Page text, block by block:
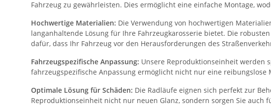
Fahrzeug zu gewährleisten. Dies ermöglicht eine einfache Montage,
Hochwertige Materialien: Die Verwendung von hochwertigen
langanhaltende Lösung für Ihre Fahrzeugkarosserie bietet. Die
dafür, dass Ihr Fahrzeug vor den Herausforderungen des
Fahrzeugspezifische Anpassung: Unsere Reproduktionseinheit werden
fahrzeugspezifische Anpassung ermöglicht nicht nur eine
Optimale Lösung für Schäden: Die Radläufe eignen sich perfekt zur
Reproduktionseinheit nicht nur neuen Glanz, sondern sorgen Sie